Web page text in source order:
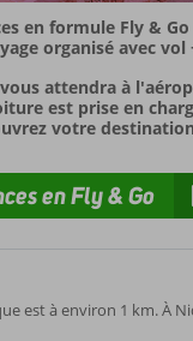
en formule Fly & Go
organisé avec vol
attendra à
est prise en
votre
en Fly & Go
est à environ 1 km. À